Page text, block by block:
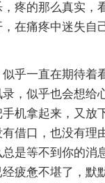
疼的那么真实，
在痛疼中迷失自
乎一直在期待着
，似乎也会想给
机拿起来，又放
借口，也没有理
是等不到你的消
疲惫不堪了，默